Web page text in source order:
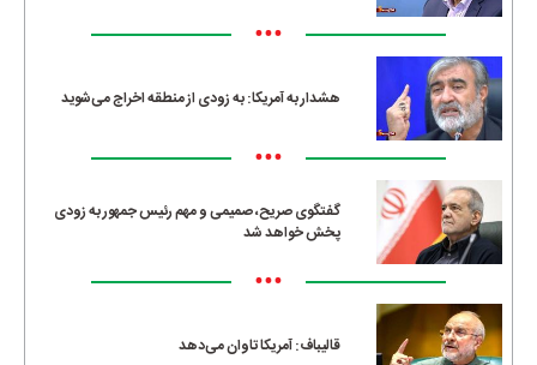
•••
هشدار به آمریکا: به زودی از منطقه اخراج می‌شوید
•••
گفتگوی صریح، صمیمی و مهم رئیس جمهور به زودی
پخش خواهد شد
•••
قالیباف: آمریکا تاوان می‌دهد